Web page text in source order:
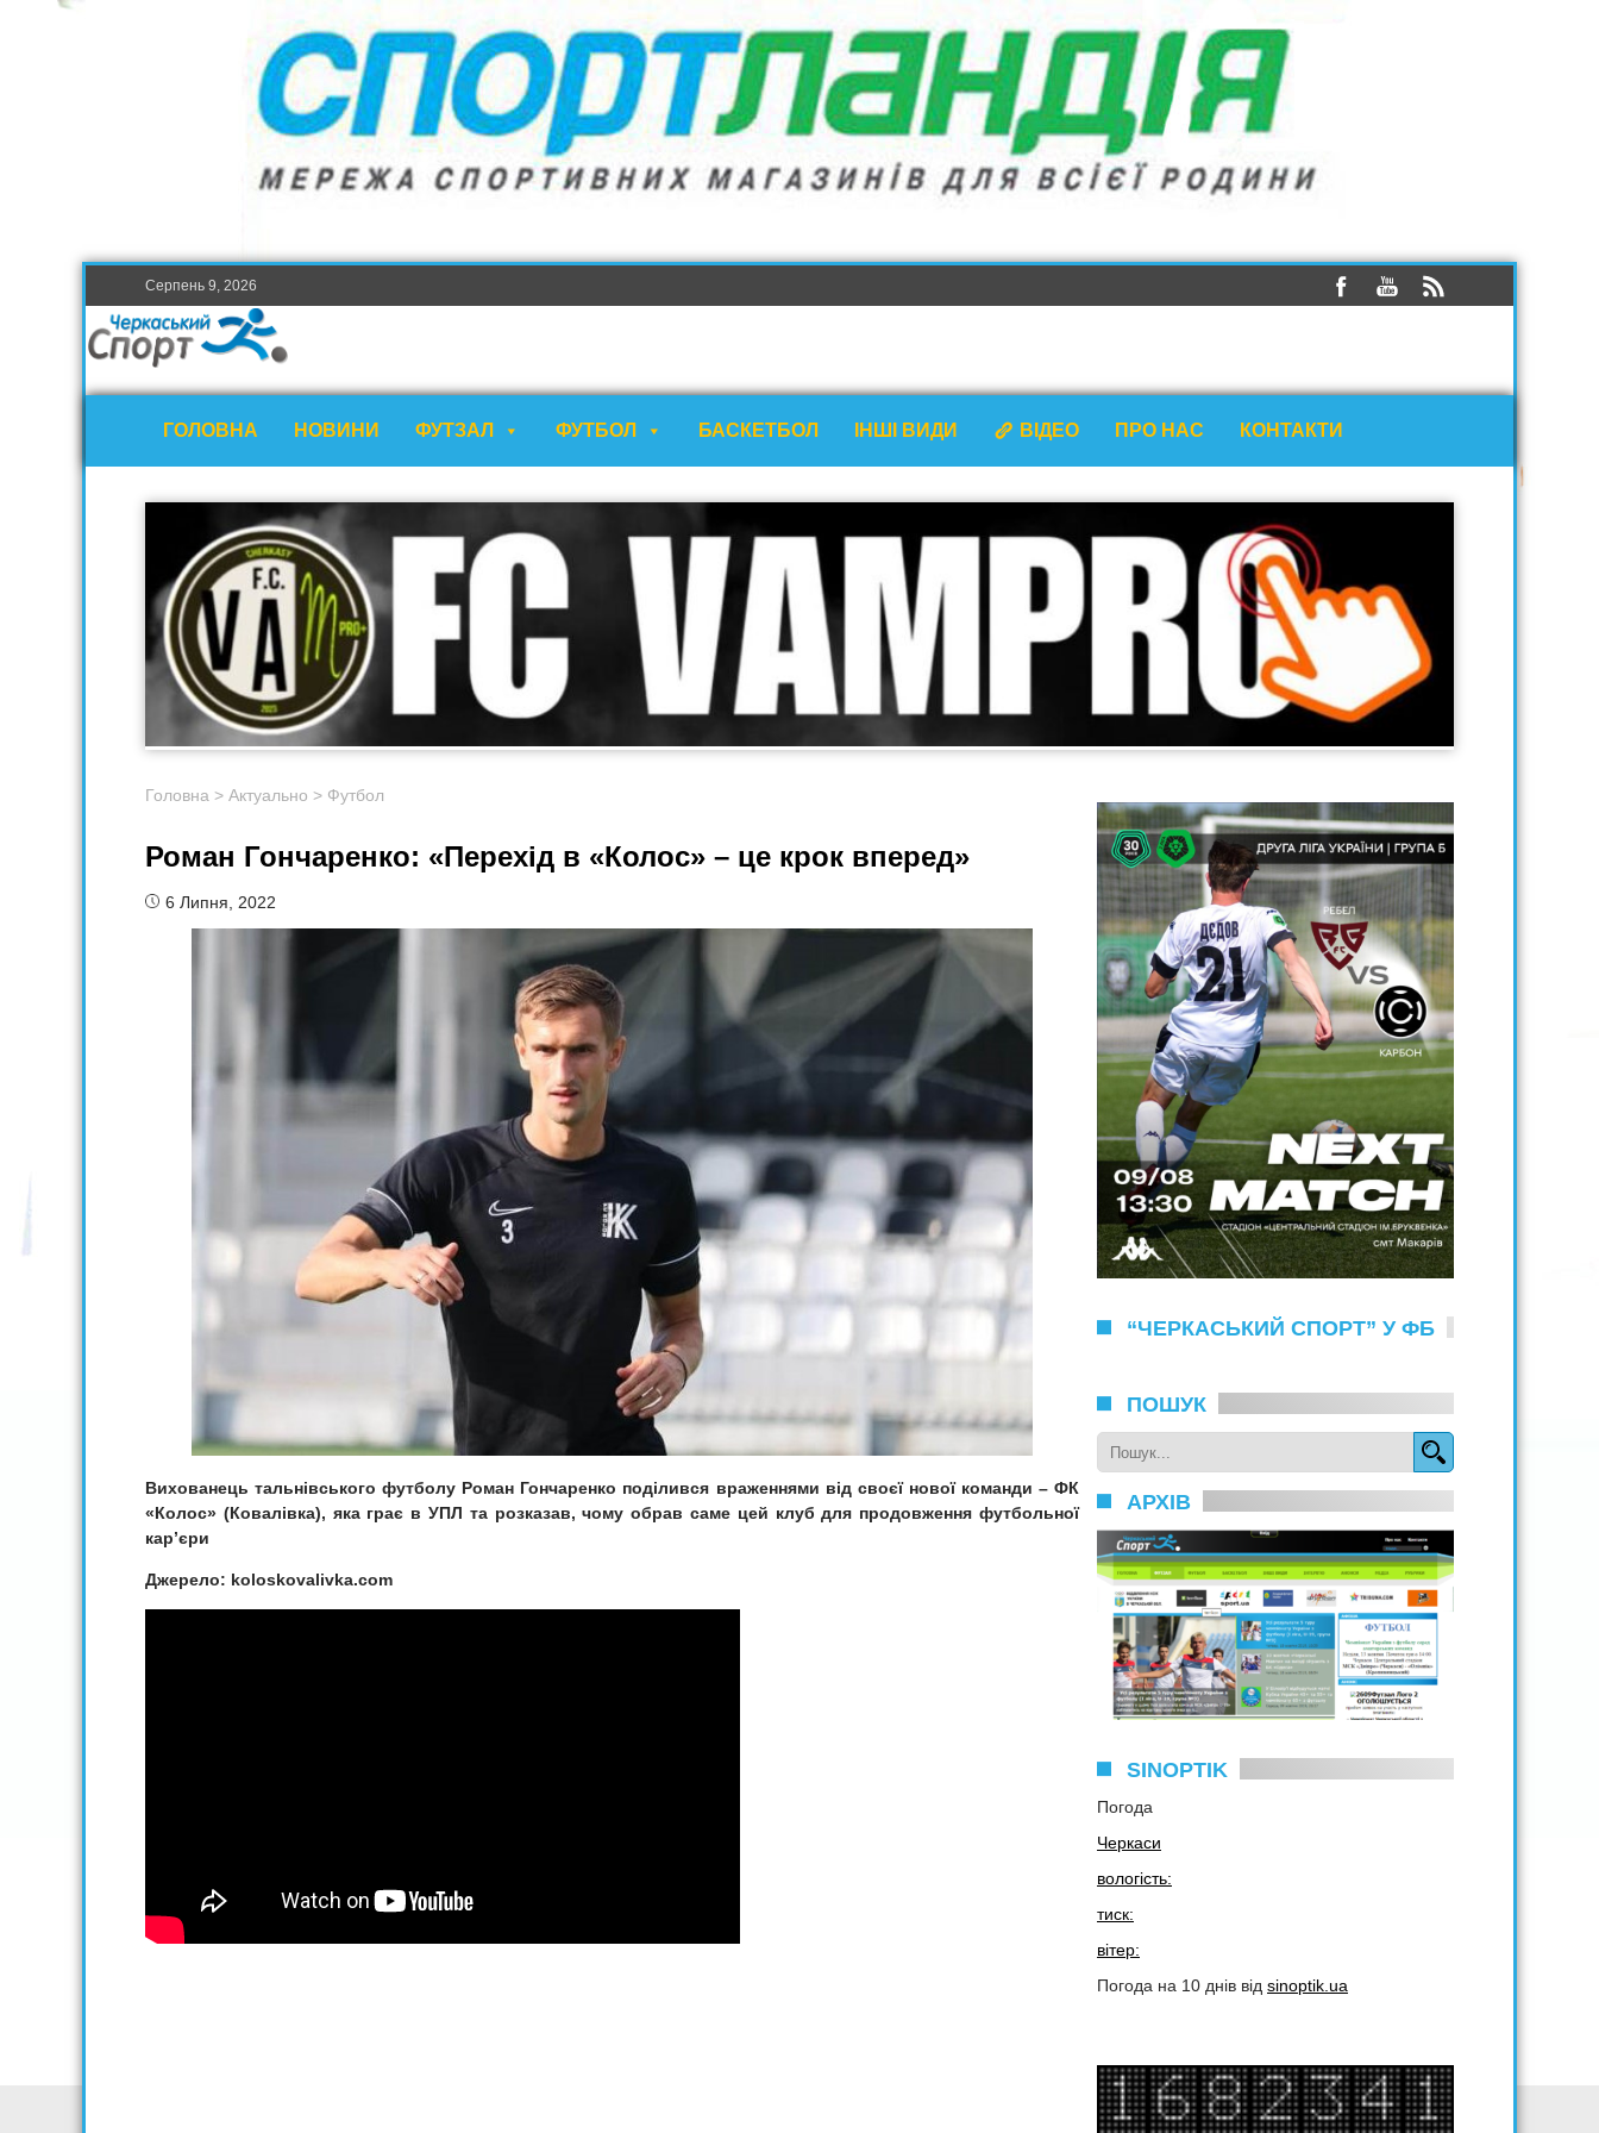
Серпень 9, 2026
ГОЛОВНА НОВИНИ ФУТЗАЛ ФУТБОЛ БАСКЕТБОЛ ІНШІ ВИДИ ВІДЕО ПРО НАС КОНТАКТИ
Головна > Актуально > Футбол
Роман Гончаренко: «Перехід в «Колос» – це крок вперед»
6 Липня, 2022
Вихованець тальнівського футболу Роман Гончаренко поділився враженнями від своєї нової команди – ФК
«Колос» (Ковалівка), яка грає в УПЛ та розказав, чому обрав саме цей клуб для продовження футбольної
кар’єри
Джерело: koloskovalivka.com
“ЧЕРКАСЬКИЙ СПОРТ” У ФБ
ПОШУК
АРХІВ
SINOPTIK
Погода
Черкаси
вологість:
тиск:
вітер:
Погода на 10 днів від sinoptik.ua